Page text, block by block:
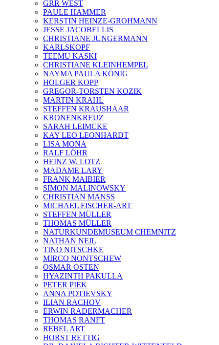
GRR WEST
PAULE HAMMER
KERSTIN HEINZE-GROHMANN
JESSE JACOBELLIS
CHRISTIANE JUNGERMANN
KARLSKOPF
TEEMU KASKI
CHRISTIANE KLEINHEMPEL
NAYMA PAULA KÖNIG
HOLGER KOPP
GREGOR-TORSTEN KOZIK
MARTIN KRAHL
STEFFEN KRAUSHAAR
KRONENKREUZ
SARAH LEIMCKE
KAY LEO LEONHARDT
LISA MONA
RALF LÖHR
HEINZ W. LOTZ
MADAME LARY
FRANK MAIBIER
SIMON MALINOWSKY
CHRISTIAN MANSS
MICHAEL FISCHER-ART
STEFFEN MÜLLER
THOMAS MÜLLER
NATURKUNDEMUSEUM CHEMNITZ
NATHAN NEIL
TINO NITSCHKE
MIRCO NONTSCHEW
OSMAR OSTEN
HYAZINTH PAKULLA
PETER PIEK
ANNA POTIEVSKY
ILIAN RACHOV
ERWIN RADERMACHER
THOMAS RANFT
REBEL ART
HORST RETTIG